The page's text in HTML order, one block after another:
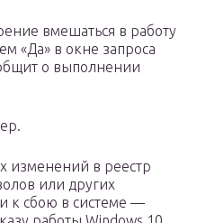
вмешаться в работу
«Да» в окне запроса
о выполнении
изменений в реестр
или других
к сбою в системе —